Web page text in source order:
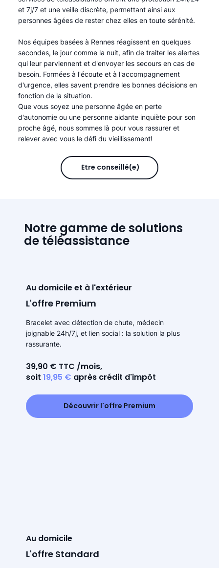
et 7j/7 et une veille discrète, permettant ainsi aux
personnes âgées de rester chez elles en toute sérénité.​
Nos équipes basées à Rennes réagissent en quelques
secondes, le jour comme la nuit, afin de traiter les alertes
qui leur parviennent et d'envoyer les secours en cas de
besoin. Formées à l'écoute et à l'accompagnement
d'urgence, elles savent prendre les bonnes décisions en
fonction de la situation.
Que vous soyez une personne âgée en perte
d'autonomie ou une personne aidante inquiète pour son
proche âgé, nous sommes là pour vous rassurer et
relever avec vous le défi du vieillissement!
Être conseillé(e)
Notre gamme de solutions
de téléassistance
Au domicile et à l'extérieur
L'offre Premium
Bracelet avec détection de chute, médecin
joignable 24h/7j, et lien social : la solution la plus
rassurante.
39,90 € TTC /mois,
soit 19,95 € après crédit d'impôt
Découvrir l'offre Premium
Au domicile
L'offre Standard